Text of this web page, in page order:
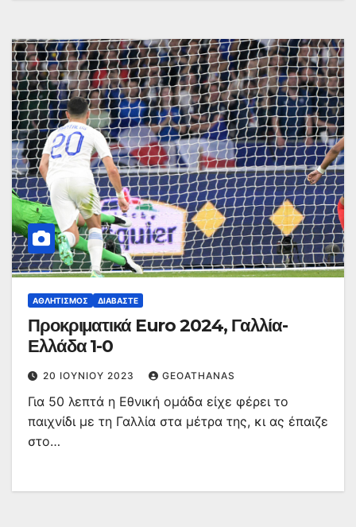
ΑΘΛΗΤΙΣΜΌΣ ΔΙΑΒΆΣΤΕ
Προκριματικά Euro 2024, Γαλλία-
Ελλάδα 1-0
20 ΙΟΥΝΊΟΥ 2023 GEOATHANAS
Για 50 λεπτά η Εθνική ομάδα είχε φέρει το
παιχνίδι με τη Γαλλία στα μέτρα της, κι ας έπαιζε
στο…